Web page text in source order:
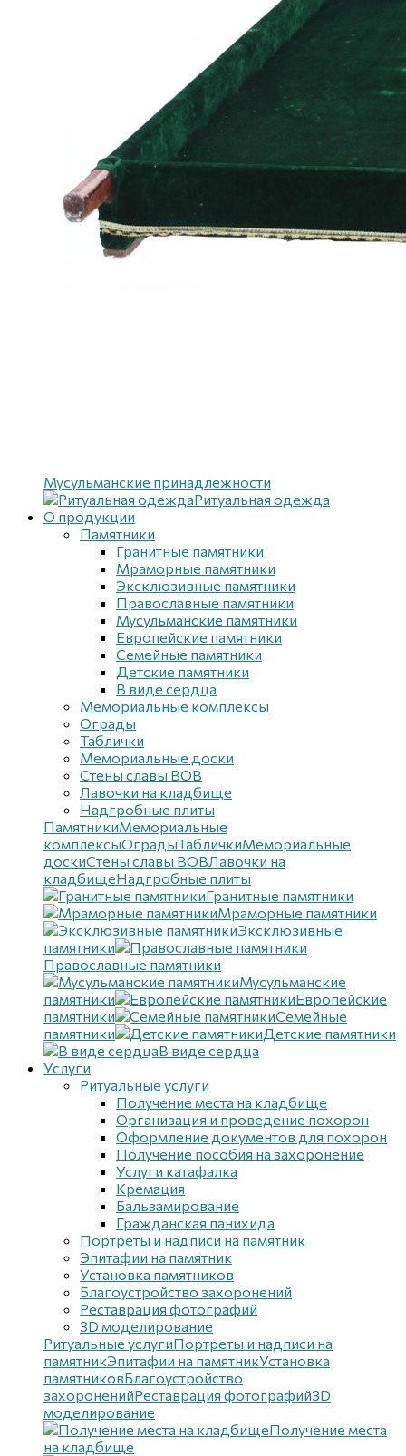
Мусульманские принадлежности
Ритуальная одежда
О продукции
Памятники
Гранитные памятники
Мраморные памятники
Эксклюзивные памятники
Православные памятники
Мусульманские памятники
Европейские памятники
Семейные памятники
Детские памятники
В виде сердца
Мемориальные комплексы
Ограды
Таблички
Мемориальные доски
Стены славы ВОВ
Лавочки на кладбище
Надгробные плиты
ПамятникиМемориальные
комплексыОградыТабличкиМемориальные
доскиСтены славы ВОВЛавочки на
кладбищеНадгробные плиты
Гранитные памятники
Мраморные памятники
Эксклюзивные
памятники
Православные памятники
Мусульманские
памятники
Европейские
памятники
Семейные
памятники
Детские памятники
В виде сердца
Услуги
Ритуальные услуги
Получение места на кладбище
Организация и проведение похорон
Оформление документов для похорон
Получение пособия на захоронение
Услуги катафалка
Кремация
Бальзамирование
Гражданская панихида
Портреты и надписи на памятник
Эпитафии на памятник
Установка памятников
Благоустройство захоронений
Реставрация фотографий
3D моделирование
Ритуальные услугиПортреты и надписи на
памятникЭпитафии на памятникУстановка
памятниковБлагоустройство
захороненийРеставрация фотографий3D
моделирование
Получение места
на кладбище